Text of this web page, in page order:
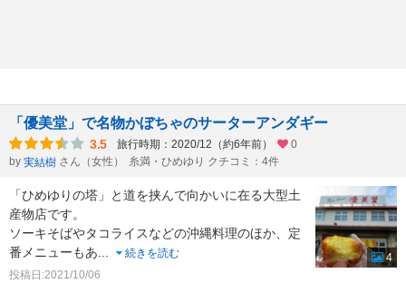
「優美堂」で名物かぼちゃのサーターアンダギー
3.5 旅行時期：2020/12（約6年前）
0
by 実結樹 さん（女性） 糸満・ひめゆり クチコミ：4件
「ひめゆりの塔」と道を挟んで向かいに在る大型土
産物店です。
ソーキそばやタコライスなどの沖縄料理のほか、定
番メニューもあ...
続きを読む
投稿日:2021/10/06
4